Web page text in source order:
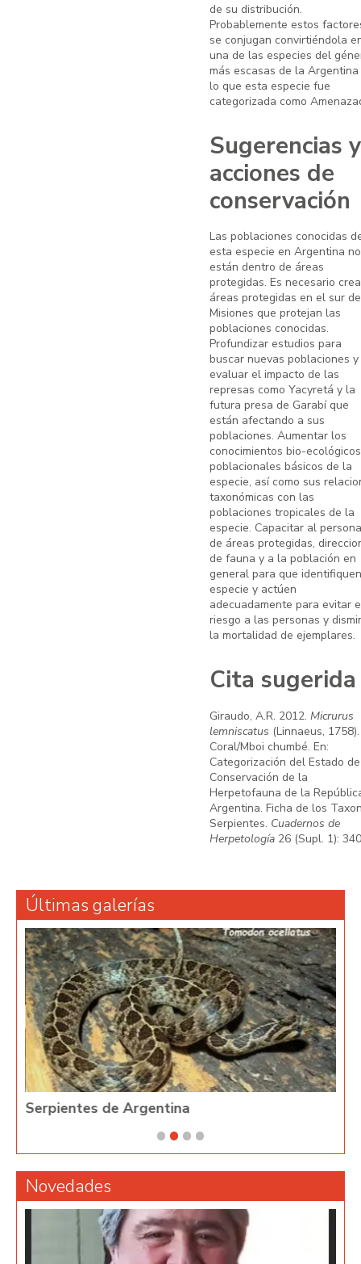
de su distribución.
Probablemente estos
se conjugan convirtiéndola
una de las especies del
más escasas de la
lo que esta especie fue
categorizada como
Sugerencias y
acciones de
conservación
Las poblaciones conocidas
esta especie en Argentina no
están dentro de áreas
protegidas. Es necesario
áreas protegidas en el sur de
Misiones que protejan las
poblaciones conocidas.
Profundizar estudios para
buscar nuevas poblaciones y
evaluar el impacto de las
represas como Yacyretá y la
futura presa de Garabí que
están afectando a sus
poblaciones. Aumentar los
conocimientos bio-
poblacionales básicos de la
especie, así como sus
taxonómicas con las
poblaciones tropicales de la
especie. Capacitar al
de áreas protegidas,
de fauna y a la población en
general para que
especie y actúen
adecuadamente para evitar
riesgo a las personas y
la mortalidad de ejemplares.
Cita sugerida
Giraudo, A.R. 2012. Micrurus
lemniscatus (Linnaeus, 1758).
Coral/Mboi chumbé. En:
Categorización del Estado de
Conservación de la
Herpetofauna de la
Argentina. Ficha de los
Serpientes. Cuadernos de
Herpetología 26 (Supl. 1):
Últimas galerías
Serpientes de Argentina
Novedades